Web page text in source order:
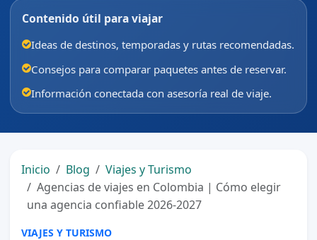
Contenido útil para viajar
Ideas de destinos, temporadas y rutas recomendadas.
Consejos para comparar paquetes antes de reservar.
Información conectada con asesoría real de viaje.
Inicio Blog
Viajes y Turismo
Agencias de viajes en Colombia | Cómo elegir
una agencia confiable 2026-2027
VIAJES Y TURISMO